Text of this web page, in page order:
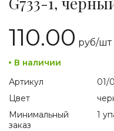
110.00 руб/шт
В наличии
Артикул
01/
Цвет
Минимальный
заказ
1